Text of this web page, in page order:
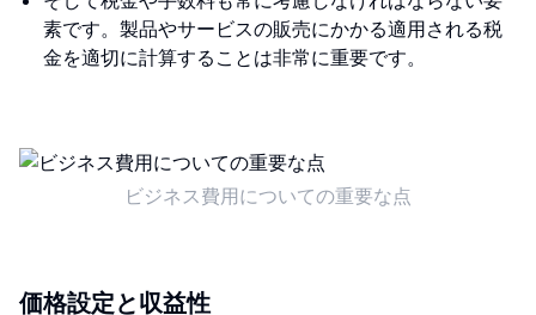
素です。製品やサービスの販売にかかる適用される税
金を適切に計算することは非常に重要です。
ビジネス費用についての重要な点
価格設定と収益性